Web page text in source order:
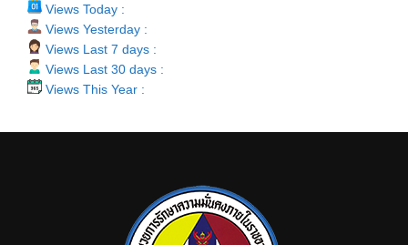
Views Today :
Views Yesterday :
Views Last 7 days :
Views Last 30 days :
Views This Year :